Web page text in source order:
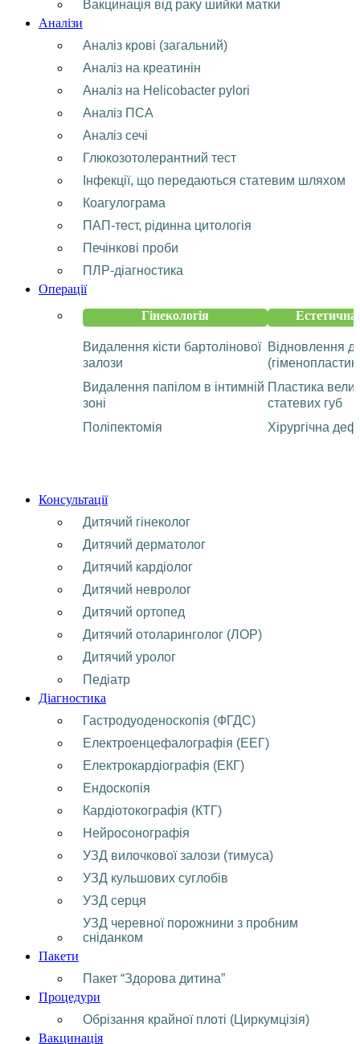
Вакцинація від раку шийки матки
Аналізи
Аналіз крові (загальний)
Аналіз на креатинін
Аналіз на Helicobacter pylori
Аналіз ПСА
Аналіз сечі
Глюкозотолерантний тест
Інфекції, що передаються статевим шляхом
Коагулограма
ПАП-тест, рідинна цитологія
Печінкові проби
ПЛР-діагностика
Операції
Гінекологія
Видалення кісти бартолінової
залози
Видалення папілом в інтимній
зоні
Поліпектомія
Естетична
Відновлення
Пластика
статевих губ
Хірургічна
Консультації
Дитячий гінеколог
Дитячий дерматолог
Дитячий кардіолог
Дитячий невролог
Дитячий ортопед
Дитячий отоларинголог (ЛОР)
Дитячий уролог
Педіатр
Діагностика
Гастродуоденоскопія (ФГДС)
Електроенцефалографія (ЕЕГ)
Електрокардіографія (ЕКГ)
Ендоскопія
Кардіотокографія (КТГ)
Нейросонографія
УЗД вилочкової залози (тимуса)
УЗД кульшових суглобів
УЗД серця
УЗД черевної порожнини з пробним
сніданком
Пакети
Пакет “Здорова дитина”
Процедури
Обрізання крайної плоті (Циркумцізія)
Вакцинація